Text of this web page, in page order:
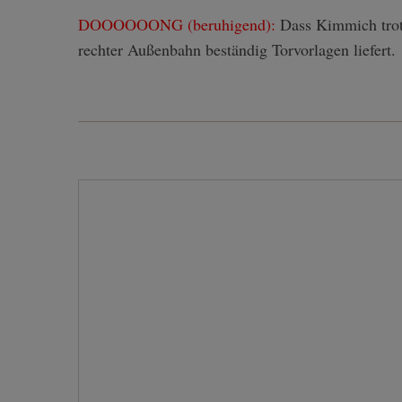
DOOOOOONG (beruhigend): Dass Kimmich
rechter Außenbahn beständig Torvorlagen liefert.